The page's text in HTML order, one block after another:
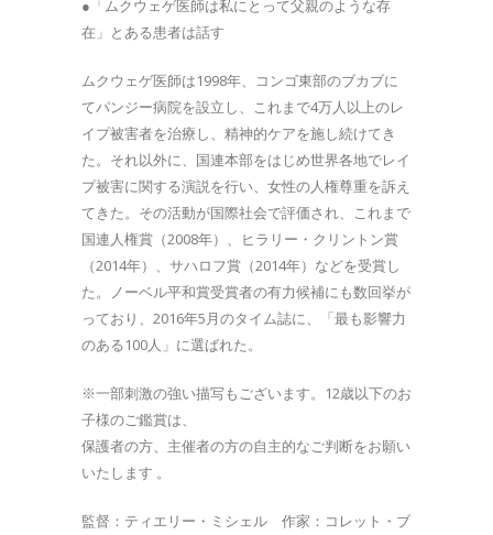
●「ムクウェゲ医師は私にとって父親のような存
在」とある患者は話す
ムクウェゲ医師は1998年、コンゴ東部のブカブに
てパンジー病院を設立し、これまで4万人以上のレ
イプ被害者を治療し、精神的ケアを施し続けてき
た。それ以外に、国連本部をはじめ世界各地でレイ
プ被害に関する演説を行い、女性の人権尊重を訴え
てきた。その活動が国際社会で評価され、これまで
国連人権賞（2008年）、ヒラリー・クリントン賞
（2014年）、サハロフ賞（2014年）などを受賞し
た。ノーベル平和賞受賞者の有力候補にも数回挙が
っており、2016年5月のタイム誌に、「最も影響力
のある100人」に選ばれた。
※一部刺激の強い描写もございます。12歳以下のお
子様のご鑑賞は、
保護者の方、主催者の方の自主的なご判断をお願い
いたします 。
監督：ティエリー・ミシェル 作家：コレット・ブ